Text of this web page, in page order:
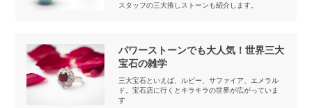
スタッフの三大推しストーンも紹介します。
パワーストーンでも大人気！世界三大
宝石の雑学
三大宝石といえば、ルビー、サファイア、エメラル
ド。宝石店に行くとキラキラの世界が広がっていま
す